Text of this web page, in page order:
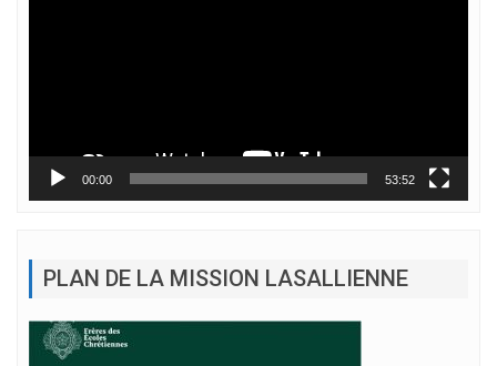
00:00 53:52
PLAN DE LA MISSION LASALLIENNE